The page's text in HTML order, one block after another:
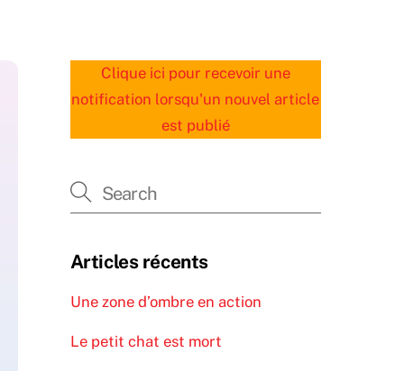
Clique ici pour recevoir une
notification lorsqu'un nouvel article
est publié
Articles récents
Une zone d’ombre en action
Le petit chat est mort